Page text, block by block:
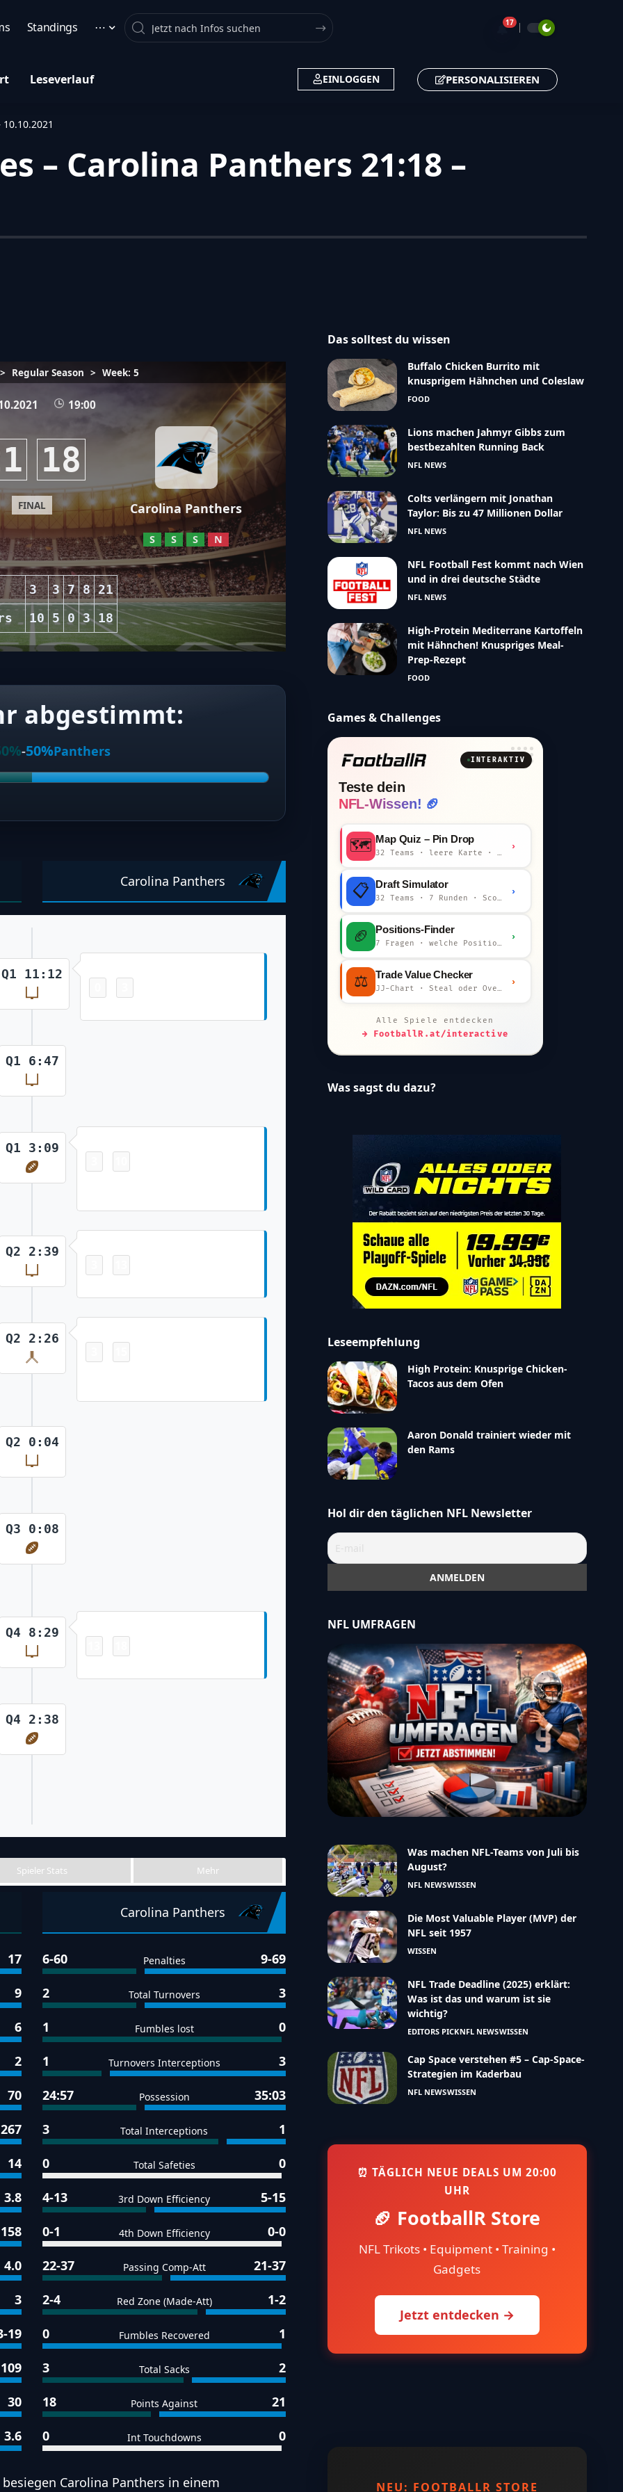
Standings ⋯ Search 🔔17
Leseverlauf EINLOGGEN PERSONALISIEREN
– Carolina Panthers 21:18 –
> Regular Season > Week: 5
19:00
18
FINAL Carolina Panthers
S S S N
3 3 7 8 21
10 5 0 3 18
abgestimmt:
-50%Panthers
Carolina Panthers
Q1 11:12
Q1 6:47
Q1 3:09
Q2 2:39
Q2 2:26
Q2 0:04
Q3 0:08
Q4 8:29
Q4 2:38
Spieler Stats Mehr
Carolina Panthers
17
9
6
2
70
267
14
3.8
158
4.0
3
19
109
30
3.6
6-60 Penalties 9-69
2 Total Turnovers 3
1 Fumbles lost 0
1 Turnovers Interceptions 3
24:57 Possession 35:03
3 Total Interceptions 1
0 Total Safeties 0
4-13 3rd Down Efficiency 5-15
0-1 4th Down Efficiency 0-0
22-37 Passing Comp-Att 21-37
2-4 Red Zone (Made-Att) 1-2
0 Fumbles Recovered 1
3 Total Sacks 2
18 Points Against 21
0 Int Touchdowns 0
Carolina Panthers in einem
Das solltest du wissen
Buffalo Chicken Burrito mit
knusprigem Hähnchen und Coleslaw
FOOD
Lions machen Jahmyr Gibbs zum
bestbezahlten Running Back
NFL NEWS
Colts verlängern mit Jonathan
Taylor: Bis zu 47 Millionen Dollar
NFL NEWS
NFL Football Fest kommt nach Wien
und in drei deutsche Städte
NFL NEWS
High-Protein Mediterrane Kartoffeln
mit Hähnchen! Knuspriges Meal-
Prep-Rezept
FOOD
Games & Challenges
INTERAKTIV
Teste dein
NFL-Wissen! 🏈
🗺️ Map Quiz – Pin Drop
›
📋 Draft Simulator
›
🏈 Positions-Finder
›
⚖️ Trade Value Checker
›
Alle Spiele entdecken
→ FootballR.at/interactive
Was sagst du dazu?
Leseempfehlung
High Protein: Knusprige Chicken-
Tacos aus dem Ofen
Aaron Donald trainiert wieder mit
den Rams
Hol dir den täglichen NFL Newsletter
NFL UMFRAGEN
Was machen NFL-Teams von Juli bis
August?
NFL NEWSWISSEN
Die Most Valuable Player (MVP) der
NFL seit 1957
WISSEN
NFL Trade Deadline (2025) erklärt:
Was ist das und warum ist sie
wichtig?
EDITORS PICKNFL NEWSWISSEN
Cap Space verstehen #5 – Cap-Space-
Strategien im Kaderbau
NFL NEWSWISSEN
⏰ TÄGLICH NEUE DEALS UM 20:00
UHR
🏈 FootballR Store
NFL Trikots • Equipment • Training •
Gadgets
Jetzt entdecken →
NEU: FOOTBALLR STORE